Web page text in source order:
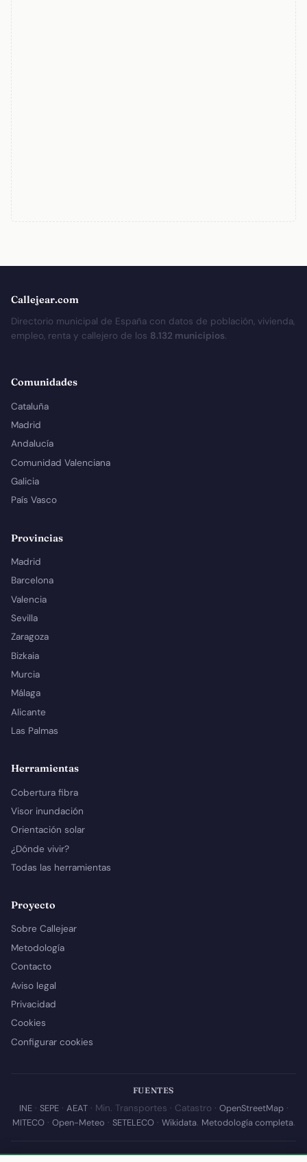
Callejear.com
Directorio municipal de España con datos de población, vivienda,
empleo, renta y callejero de los 8.132 municipios.
Comunidades
Cataluña
Madrid
Andalucía
Comunidad Valenciana
Galicia
País Vasco
Provincias
Madrid
Barcelona
Valencia
Sevilla
Zaragoza
Bizkaia
Murcia
Málaga
Alicante
Las Palmas
Herramientas
Cobertura fibra
Visor inundación
Orientación solar
¿Dónde vivir?
Todas las herramientas
Proyecto
Sobre Callejear
Metodología
Contacto
Aviso legal
Privacidad
Cookies
Configurar cookies
FUENTES
INE· SEPE· AEAT· Min. Transportes · Catastro · OpenStreetMap·
MITECO· Open-Meteo · SETELECO· Wikidata. Metodología completa.
© 2026 Callejear.com — Directorio municipal de España con datos